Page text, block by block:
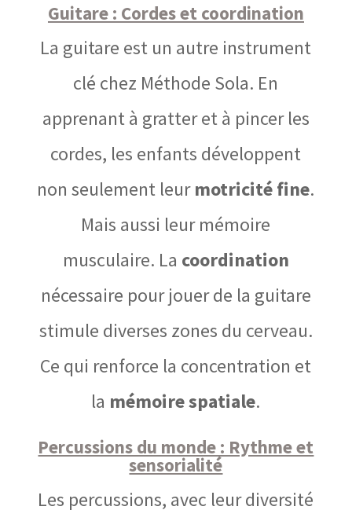
Guitare : Cordes et coordination
La guitare est un autre instrument
clé chez Méthode Sola. En
apprenant à gratter et à pincer les
cordes, les enfants développent
non seulement leurmotricité fine.
Mais aussi leur mémoire
musculaire. La coordination
nécessaire pour jouer de la guitare
stimule diverses zones du cerveau.
Ce qui renforce la concentration et
la mémoire spatiale.
Percussions du monde : Rythme et
sensorialité
Les percussions, avec leur diversité